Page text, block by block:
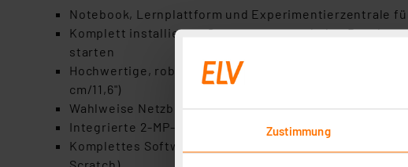
Zustimmung
Notebook, Lernplattform und Experimentierzentrale für
Komplett installiertes System – nur noch den
starten
Hochwertige, robuste Ausführung mit integrierter
cm/11,6")
Wahlweise Netzbetrieb oder mobiler Betrieb über
Integrierte 2-MP-Kamera
Komplettes Softwarepaket mit Betriebssystem,